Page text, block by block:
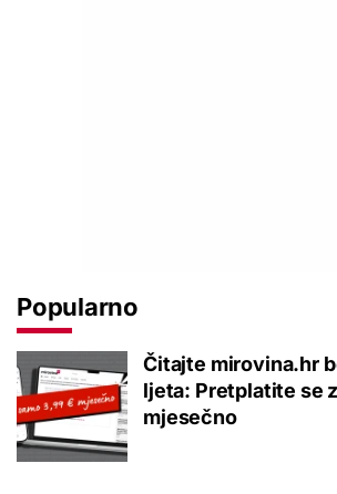
Popularno
Čitajte mirovina.hr
ljeta: Pretplatite se
mjesečno